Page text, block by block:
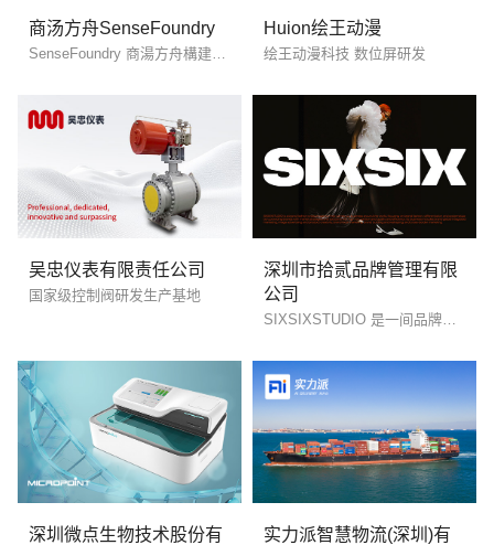
商汤方舟SenseFoundry
SenseFoundry 商湯方舟構建面向未來的城市管理平台
Huion绘王动漫
绘王动漫科技 数位屏研发
吴忠仪表有限责任公司
国家级控制阀研发生产基地
深圳市拾贰品牌管理有限
公司
深圳微点生物技术股份有
实力派智慧物流(深圳)有
电商及系统平台开发 微信小程序开发